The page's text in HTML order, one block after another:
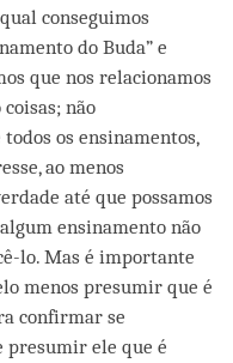
conseguimos
do Buda” e
que nos relacionamos
não
os ensinamentos,
ao menos
até que possamos
ensinamento não
lo. Mas é importante
menos presumir que é
confirmar se
presumir ele que é